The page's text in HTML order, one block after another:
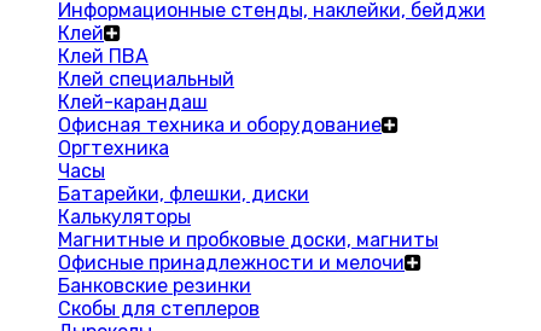
Информационные стенды, наклейки, бейджи
Клей
Клей ПВА
Клей специальный
Клей-карандаш
Офисная техника и оборудование
Оргтехника
Часы
Батарейки, флешки, диски
Калькуляторы
Магнитные и пробковые доски, магниты
Офисные принадлежности и мелочи
Банковские резинки
Скобы для степлеров